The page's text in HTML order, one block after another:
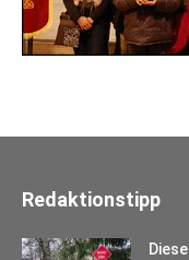
Redaktionstipp